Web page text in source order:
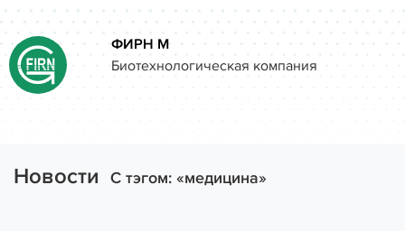
ФИРН М
Биотехнологическая компания
Новости C тэгом: «медицина»
Задать свой вопрос
Как вас зовут
Электронная почта